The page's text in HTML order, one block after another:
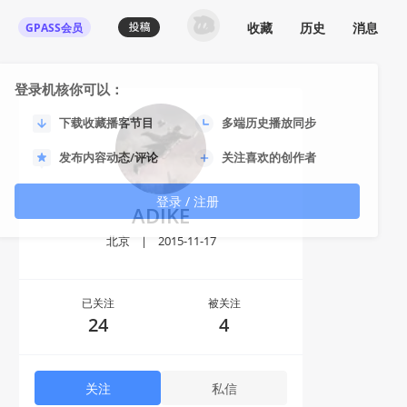
GPASS会员
登录机核你可以：
下载收藏播客节目 多端历史播放同步
发布内容动态/评论 关注喜欢的创作者
登录 / 注册
收藏 历史 消息
ADIKE
北京 | 2015-11-17
已关注
24
被关注
4
关注 私信